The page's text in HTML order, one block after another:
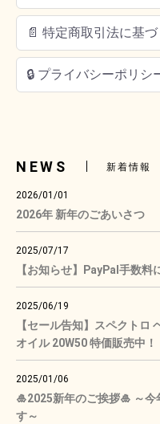
📄 特定商取引法に基
🔒 プライバシーポリシ
NEWS 新着情報
2026/01/01
2026年 新年のごあいさつ
2025/07/17
【お知らせ】PayPal手数料
2025/06/19
【セール告知】スペクトロ
オイル 20W50 特価販売中！
2025/01/06
🎍2025新年のご挨拶🎍 ～
す～